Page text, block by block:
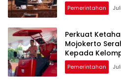
Pemerintahan
Perkuat
Mojokerto
Kepada
Pemerintahan